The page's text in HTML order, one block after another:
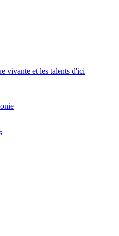
vivante et les talents d'ici